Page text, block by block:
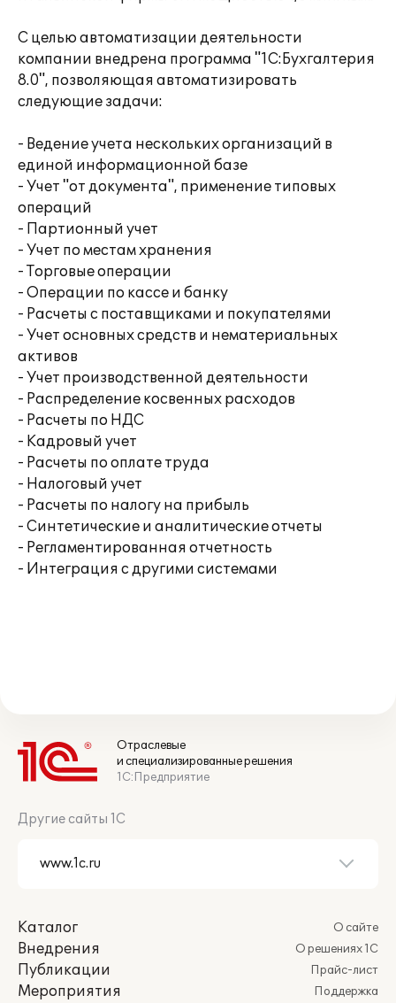
С целью автоматизации деятельности
компании внедрена программа "1С:Бухгалтерия
8.0", позволяющая автоматизировать
следующие задачи:
- Ведение учета нескольких организаций в
единой информационной базе
- Учет "от документа", применение типовых
операций
- Партионный учет
- Учет по местам хранения
- Торговые операции
- Операции по кассе и банку
- Расчеты с поставщиками и покупателями
- Учет основных средств и нематериальных
активов
- Учет производственной деятельности
- Распределение косвенных расходов
- Расчеты по НДС
- Кадровый учет
- Расчеты по оплате труда
- Налоговый учет
- Расчеты по налогу на прибыль
- Синтетические и аналитические отчеты
- Регламентированная отчетность
- Интеграция с другими системами
Отраслевые
и специализированные решения
1С:Предприятие
Другие сайты 1С
Каталог
Внедрения
Публикации
Мероприятия
О сайте
О решениях 1С
Прайс-лист
Поддержка